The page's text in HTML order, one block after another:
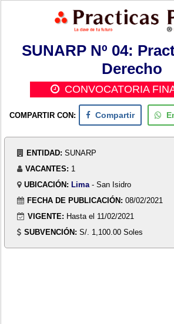
SUNARP Nº 04:
Derecho
CONVOCATORIA
COMPARTIR CON: Compartir
ENTIDAD: SUNARP
VACANTES: 1
UBICACIÓN: Lima - San Isidro
FECHA DE PUBLICACIÓN: 08/02/2021
VIGENTE: Hasta el 11/02/2021
SUBVENCIÓN: S/. 1,100.00 Soles